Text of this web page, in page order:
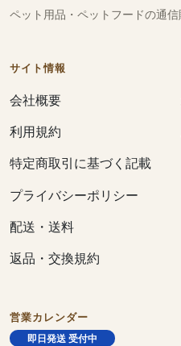
ペット用品・ペットフードの通信
サイト情報
会社概要
利用規約
特定商取引に基づく記載
プライバシーポリシー
配送・送料
返品・交換規約
営業カレンダー
即日発送 受付中